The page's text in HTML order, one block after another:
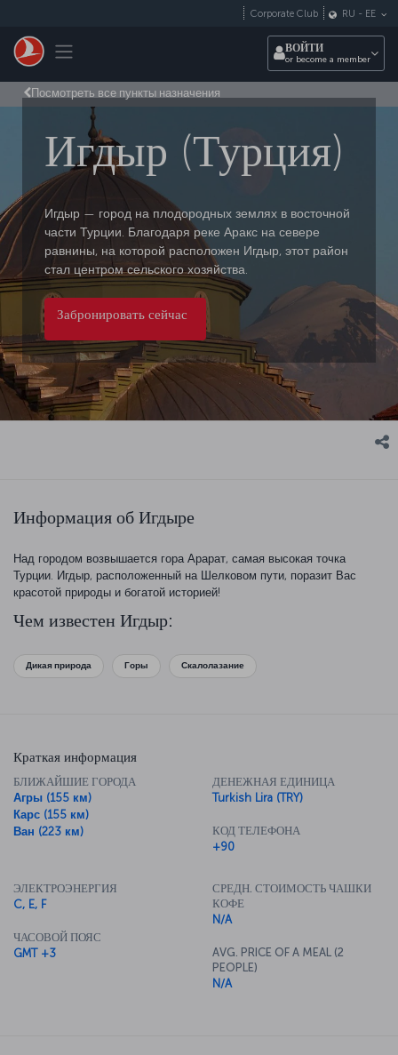
Toggle navigation
Corporate Club RU - EE
ВОЙТИ
or become a member
Посмотреть все пункты назначения
Игдыр (Турция)
Игдыр — город на плодородных землях в восточной
части Турции. Благодаря реке Аракс на севере
равнины, на которой расположен Игдыр, этот район
стал центром сельского хозяйства.
Забронировать сейчас
Информация об Игдыре
Над городом возвышается гора Арарат, самая высокая точка
Турции. Игдыр, расположенный на Шелковом пути, поразит Вас
красотой природы и богатой историей!
Чем известен Игдыр:
Дикая природа Горы Скалолазание
Краткая информация
БЛИЖАЙШИЕ ГОРОДА
Агры (155 км)
Карс (155 км)
Ван (223 км)
ДЕНЕЖНАЯ ЕДИНИЦА
Turkish Lira (TRY)
КОД ТЕЛЕФОНА
+90
ЭЛЕКТРОЭНЕРГИЯ
C, E, F
ЧАСОВОЙ ПОЯС
GMT +3
СРЕДН. СТОИМОСТЬ ЧАШКИ
КОФЕ
N/A
AVG. PRICE OF A MEAL (2
PEOPLE)
N/A